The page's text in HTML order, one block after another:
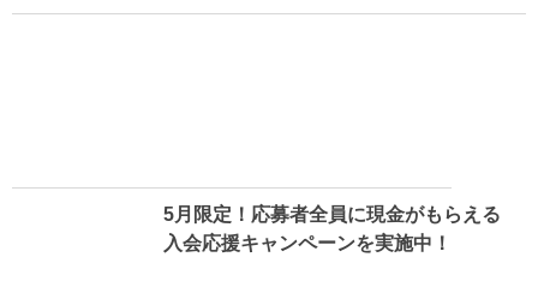
5月限定！応募者全員に現金がもらえる
入会応援キャンペーンを実施中！